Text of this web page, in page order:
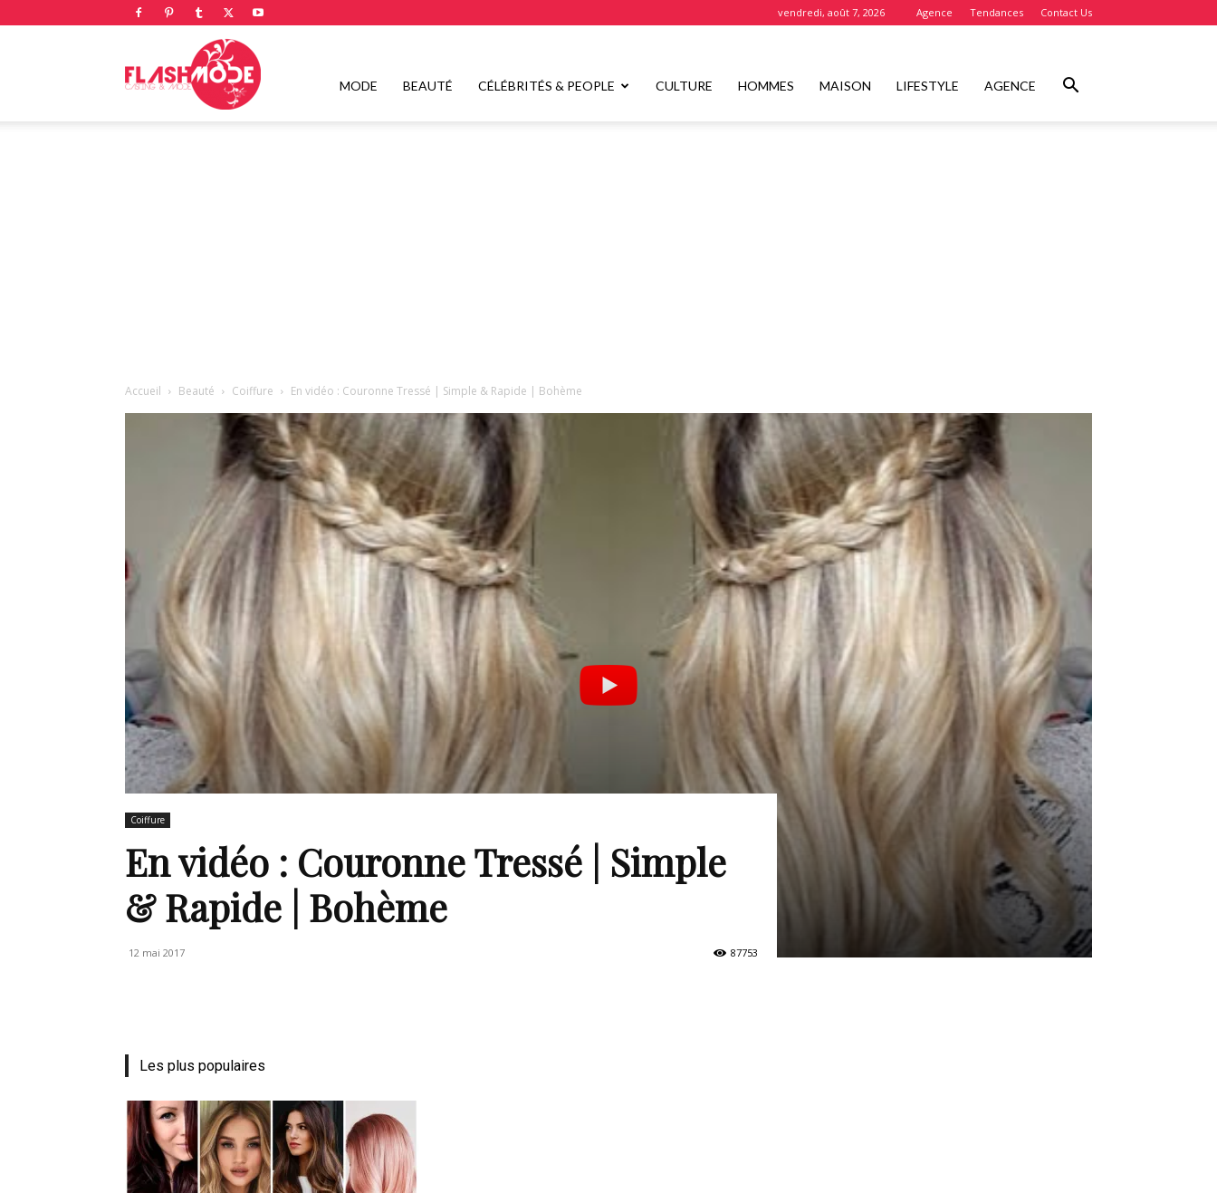
vendredi, août 7, 2026 Agence Tendances Contact Us
Flashmode
de
et
style
un
MODE BEAUTÉ CÉLÉBRITÉS & PEOPLE CULTURE HOMMES MAISON LIFESTYLE AGENCE
Accueil Beauté Coiffure En vidéo : Couronne Tressé | Simple & Rapide | Bohème
Coiffure
En vidéo : Couronne Tressé | Simple
& Rapide | Bohème
12 mai 2017 87753
Les plus populaires